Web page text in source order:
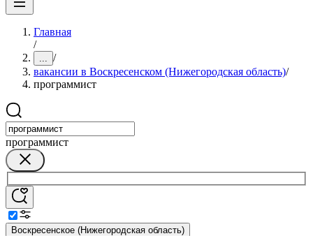
Главная
/
... /
вакансии в Воскресенском (Нижегородская область)/
программист
программист
Воскресенское (Нижегородская область)